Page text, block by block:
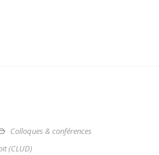
Colloques & conférences
(CLUD)